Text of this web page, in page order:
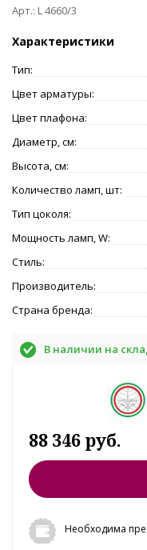
Арт.: L 4660/3
Характеристики
Тип:
Цвет арматуры:
Цвет плафона:
Диаметр, см:
Высота, см:
Количество ламп, шт:
Тип цоколя:
Мощность ламп, W:
Стиль:
Производитель:
Страна бренда:
В наличии на
88 346 руб.
Необходима